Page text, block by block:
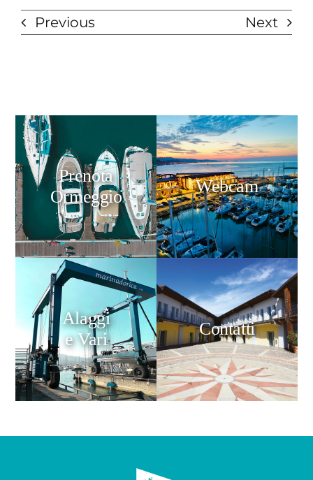
Previous Next
Prenota
Ormeggio
Webcam
Alaggi
e Vari
Contatti